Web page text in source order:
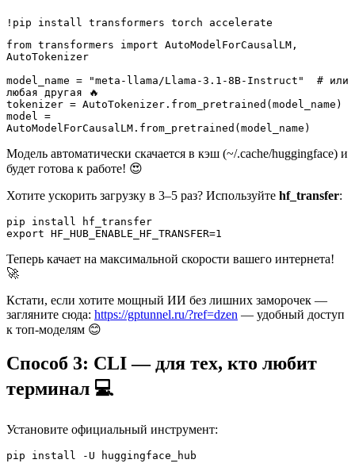
from transformers import AutoModelForCausalLM,
AutoTokenizer
model_name = "meta-llama/Llama-3.1-8B-Instruct"  # или
любая другая 🔥
tokenizer = AutoTokenizer.from_pretrained(model_name)
model =
Модель автоматически скачается в кэш (~/.cache/huggingface) и
будет готова к работе! 😍
Хотите ускорить загрузку в 3–5 раз? Используйте hf_transfer:
pip install hf_transfer
Теперь качает на максимальной скорости вашего интернета!
🚀
Кстати, если хотите мощный ИИ без лишних заморочек —
загляните сюда: https://gptunnel.ru/?ref=dzen — удобный доступ
к топ-моделям 😊
Способ 3: CLI — для тех, кто любит
терминал 💻
Установите официальный инструмент: